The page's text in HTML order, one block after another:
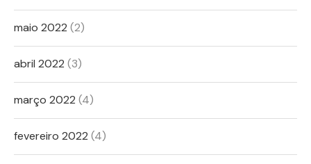
maio 2022 (2)
abril 2022 (3)
março 2022 (4)
fevereiro 2022 (4)